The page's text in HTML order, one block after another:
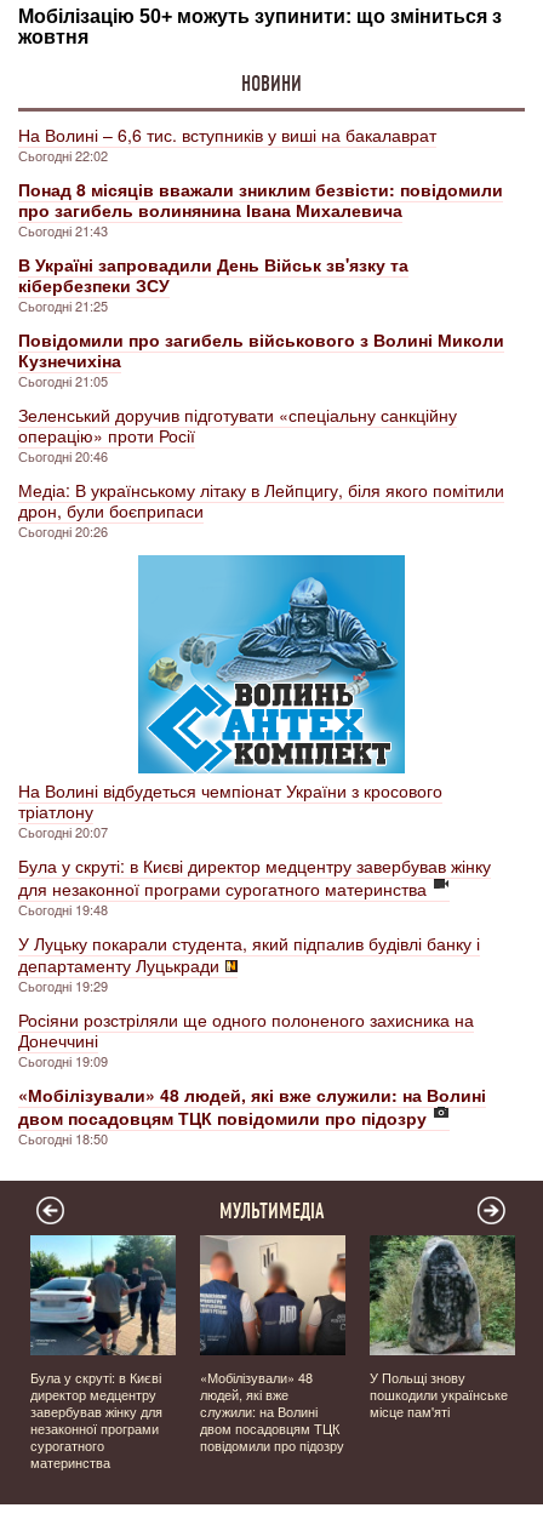
НОВИНИ
На Волині – 6,6 тис. вступників у виші на бакалаврат
Сьогодні 22:02
Понад 8 місяців вважали зниклим безвісти: повідомили
про загибель волинянина Івана Михалевича
Сьогодні 21:43
В Україні запровадили День Військ зв'язку та
кібербезпеки ЗСУ
Сьогодні 21:25
Повідомили про загибель військового з Волині Миколи
Кузнечихіна
Сьогодні 21:05
Зеленський доручив підготувати «спеціальну санкційну
операцію» проти Росії
Сьогодні 20:46
Медіа: В українському літаку в Лейпцигу, біля якого помітили
дрон, були боєприпаси
Сьогодні 20:26
На Волині відбудеться чемпіонат України з кросового
тріатлону
Сьогодні 20:07
Була у скруті: в Києві директор медцентру завербував жінку
для незаконної програми сурогатного материнства
Сьогодні 19:48
У Луцьку покарали студента, який підпалив будівлі банку і
департаменту Луцькради
Сьогодні 19:29
Росіяни розстріляли ще одного полоненого захисника на
Донеччині
Сьогодні 19:09
«Мобілізували» 48 людей, які вже служили: на Волині
двом посадовцям ТЦК повідомили про підозру
Сьогодні 18:50
МУЛЬТИМЕДІА
Була у скруті: в Києві
директор медцентру
завербував жінку для
незаконної програми
сурогатного
материнства
«Мобілізували» 48
людей, які вже
служили: на Волині
двом посадовцям ТЦК
повідомили про підозру
У Польщі знову
пошкодили українське
місце пам'яті